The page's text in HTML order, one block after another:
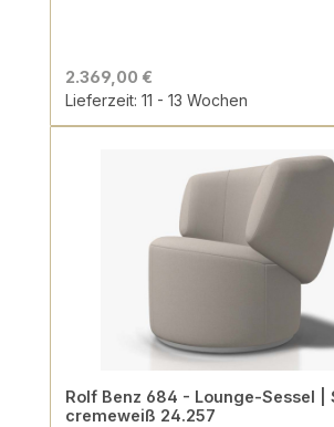
2.369,00 €
Lieferzeit: 11 - 13 Wochen
Rolf Benz 684 - Lounge-Sessel |
cremeweiß 24.257